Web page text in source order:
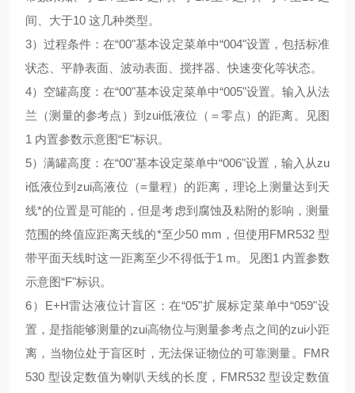
间、大于10 这几种类型。
3）过程条件：在“00"基本设定菜单中“004"设置，包括标准
状态、平静表面、波动表面、搅拌器、快速变化等状态。
4）空罐高度：在“00"基本设定菜单中“005"设置。输入从法
兰（测量的参考点）到zui低液位（＝零点）的距离。见图
1 内置参数示意图“E"标识。
5）满罐高度：在“00"基本设定菜单中“006"设置，输入从zu
i低液位到zui高液位（=量程）的距离，理论上测量达到天
线*的位置是可能的，但是考虑到腐蚀及粘附的影响，测量
范围的终值应距离天线的*至少50 mm，但使用FMR532 型
带平面天线时这一距离至少不得低于1 m。见图1 内置参数
示意图“F"标识。
6） E+H雷达液位计盲区：在“05"扩展标定菜单中“059"设
置，是指能够测量的zui高物位与测量参考点之间的zui小距
离，当物位处于盲区时，无法保证物位的可靠测量。FMR
530 型设定数值为喇叭天线的长度，FMR532 型设定数值